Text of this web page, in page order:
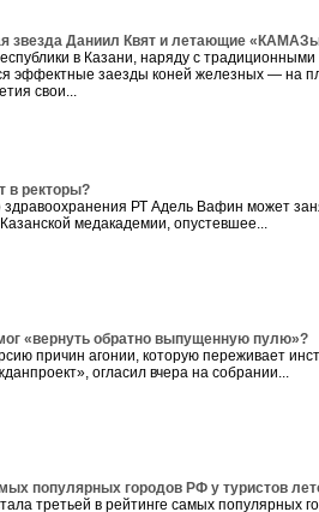
звезда Даниил Квят и летающие
в Казани, наряду с традиционными
эффектные заезды коней железных — на
свои...
в ректоры?
здравоохранения РТ Адель Вафин может
медакадемии, опустевшее...
«вернуть обратно выпущенную пулю»?
причин агонии, которую переживает
огласил вчера на собрании...
популярных городов РФ у туристов
третьей в рейтинге самых популярных